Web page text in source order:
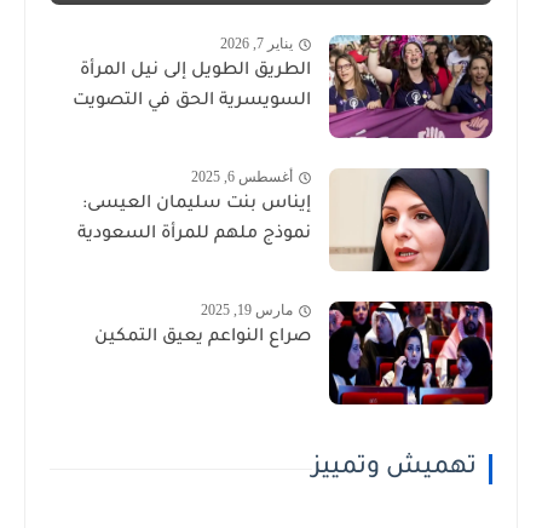
يناير 7, 2026
الطريق الطويل إلى نيل المرأة
السويسرية الحق في التصويت
أغسطس 6, 2025
إيناس بنت سليمان العيسى:
نموذج ملهم للمرأة السعودية
مارس 19, 2025
صراع النواعم يعيق التمكين
تهميش وتمييز